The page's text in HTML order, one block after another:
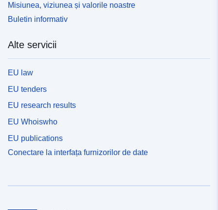
Misiunea, viziunea și valorile noastre
Buletin informativ
Alte servicii
EU law
EU tenders
EU research results
EU Whoiswho
EU publications
Conectare la interfața furnizorilor de date